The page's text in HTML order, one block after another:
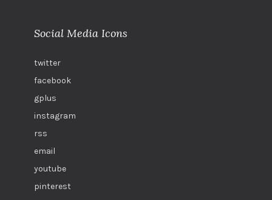
Social Media Icons
twitter
facebook
gplus
instagram
rss
email
youtube
pinterest